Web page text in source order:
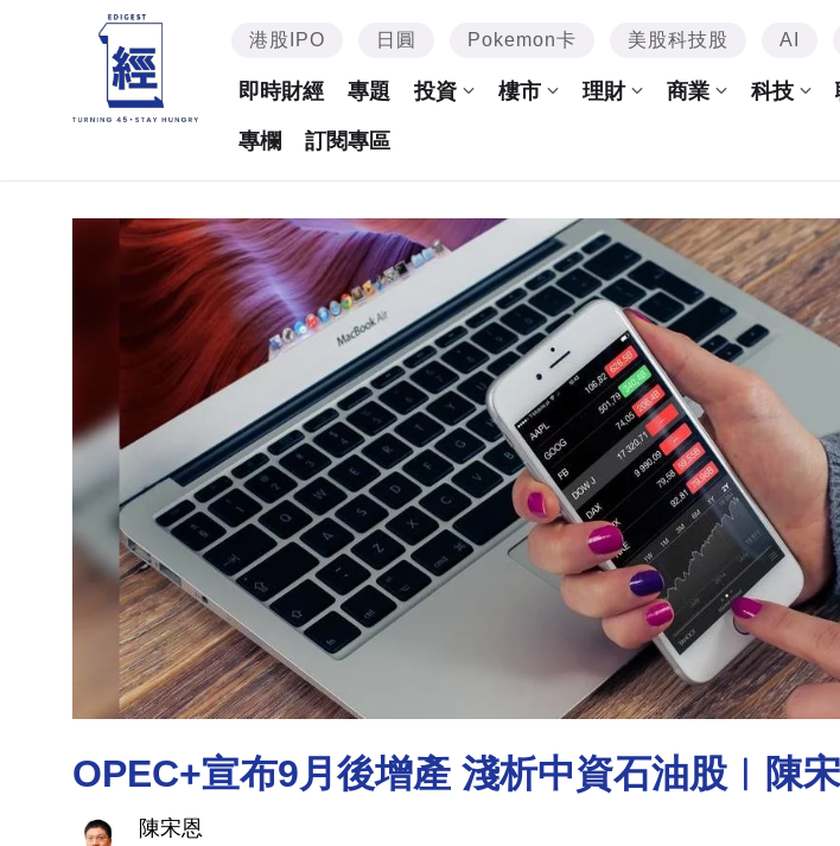
港股IPO 日圓 Pokemon卡 美股科技股 AI
即時財經 專題 投資 樓市 理財 商業 科技
專欄 訂閱專區
OPEC+宣布9月後增產 淺析中資石油股︳陳
陳宋恩